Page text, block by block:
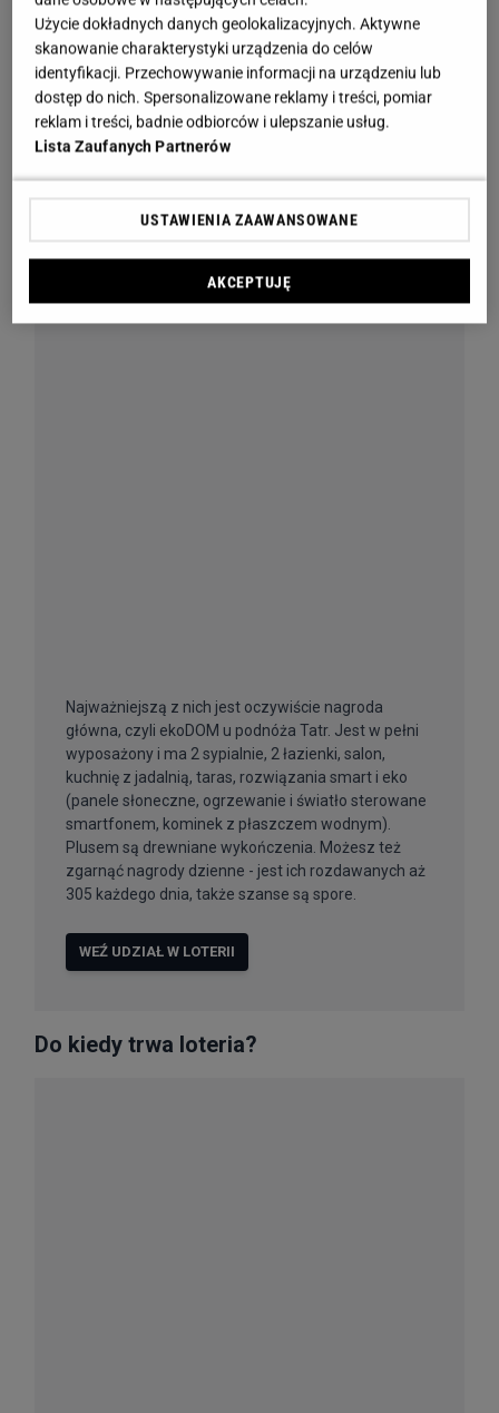
Użycie dokładnych danych geolokalizacyjnych. Aktywne
skanowanie charakterystyki urządzenia do celów
identyfikacji. Przechowywanie informacji na urządzeniu lub
dostęp do nich. Spersonalizowane reklamy i treści, pomiar
reklam i treści, badnie odbiorców i ulepszanie usług.
Lista Zaufanych Partnerów
USTAWIENIA ZAAWANSOWANE
AKCEPTUJĘ